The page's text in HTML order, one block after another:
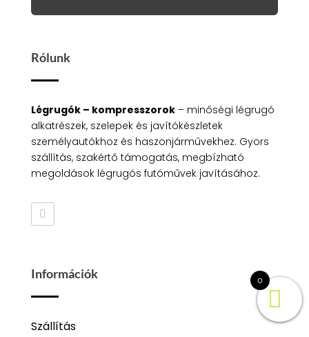
Rólunk
Légrugók – kompresszorok– minőségi légrugó
alkatrészek, szelepek és javítókészletek
személyautókhoz és haszonjárművekhez. Gyors
szállítás, szakértő támogatás, megbízható
megoldások légrugós futóművek javításához.
Információk
Szállítás
0